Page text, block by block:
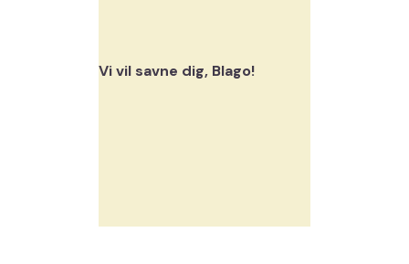
Vi vil savne dig, Blago!